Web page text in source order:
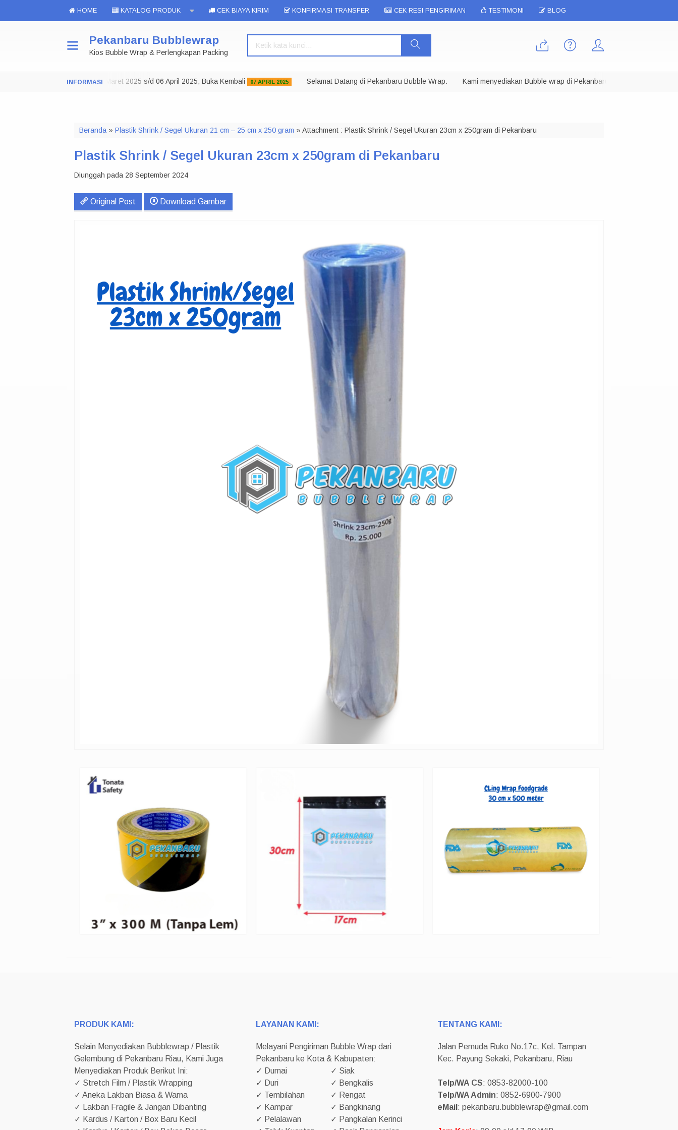
HOME KATALOG PRODUK CEK BIAYA KIRIM KONFIRMASI TRANSFER CEK RESI PENGIRIMAN TESTIMONI BLOG
Pekanbaru Bubblewrap
Kios Bubble Wrap & Perlengkapan Packing
Toko Tutup 29 Maret 2025 s/d 06 April 2025, Buka Kembali 07 APRIL 2025 Selamat Datang di Pekanbaru Bubble Wrap. Kami menyediakan Bubble wrap di Pekanbaru dalam berbagai ukuran,
Beranda » Plastik Shrink / Segel Ukuran 21 cm – 25 cm x 250 gram » Attachment : Plastik Shrink / Segel Ukuran 23cm x 250gram di Pekanbaru
Plastik Shrink / Segel Ukuran 23cm x 250gram di Pekanbaru
Diunggah pada 28 September 2024
Original Post Download Gambar
PRODUK KAMI:
Selain Menyediakan Bubblewrap / Plastik
Gelembung di Pekanbaru Riau, Kami Juga
Menyediakan Produk Berikut Ini:
✓ Stretch Film / Plastik Wrapping
✓ Aneka Lakban Biasa & Warna
✓ Lakban Fragile & Jangan Dibanting
✓ Kardus / Karton / Box Baru Kecil
LAYANAN KAMI:
Melayani Pengiriman Bubble Wrap dari
Pekanbaru ke Kota & Kabupaten:
✓ Dumai
✓ Siak
✓ Duri
✓ Bengkalis
✓ Tembilahan
✓ Rengat
✓ Kampar
✓ Bangkinang
✓ Pelalawan
✓ Pangkalan Kerinci
TENTANG KAMI:
Jalan Pemuda Ruko No.17c, Kel. Tampan
Kec. Payung Sekaki, Pekanbaru, Riau
Telp/WA CS: 0853-82000-100
Telp/WA Admin: 0852-6900-7900
eMail : pekanbaru.bubblewrap@gmail.com